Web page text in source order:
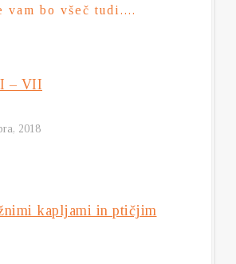
vam bo všeč tudi....
– VII
2018
kapljami in ptičjim